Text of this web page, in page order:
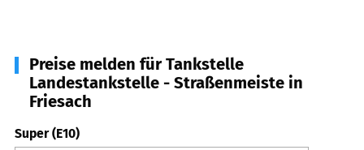
Preise melden für Tankstelle
Landestankstelle - Straßenmeiste in
Friesach
Super (E10)